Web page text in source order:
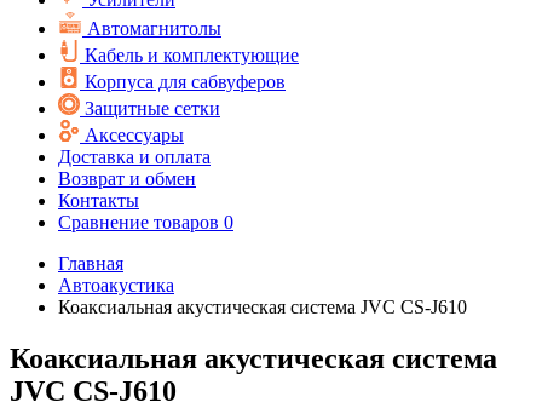
Автомагнитолы
Кабель и комплектующие
Корпуса для сабвуферов
Защитные сетки
Аксессуары
Доставка и оплата
Возврат и обмен
Контакты
Сравнение товаров 0
Главная
Автоакустика
Коаксиальная акустическая система JVC CS-J610
Коаксиальная акустическая система
JVC CS-J610